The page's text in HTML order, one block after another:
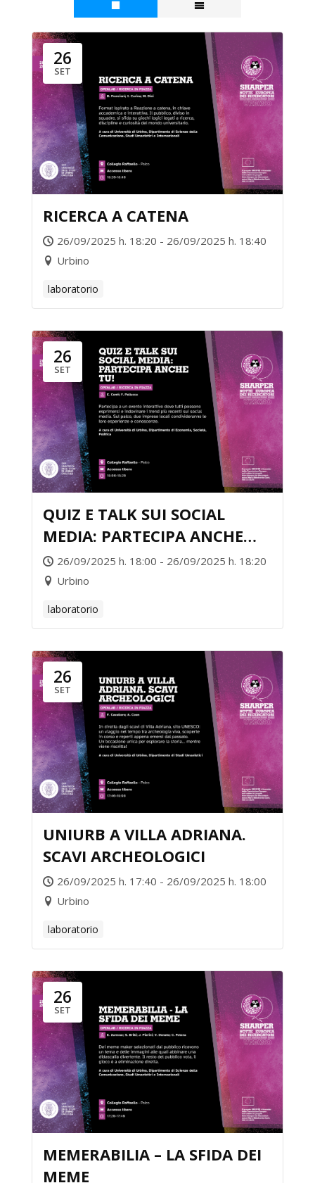
26
SET
RICERCA A CATENA
26/09/2025 h. 18:20 - 26/09/2025 h. 18:40
Urbino
laboratorio
26
SET
QUIZ E TALK SUI SOCIAL
MEDIA: PARTECIPA ANCHE
TU!26/09/2025 h. 18:00 - 26/09/2025 h. 18:20
Urbino
laboratorio
26
SET
UNIURB A VILLA ADRIANA.
SCAVI ARCHEOLOGICI
26/09/2025 h. 17:40 - 26/09/2025 h. 18:00
Urbino
laboratorio
26
SET
MEMERABILIA – LA SFIDA DEI
MEME